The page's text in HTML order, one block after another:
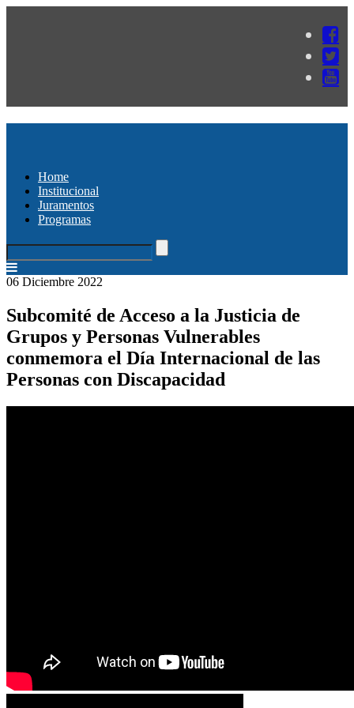
Home
Institucional
Juramentos
Programas
06 Diciembre 2022
Subcomité de Acceso a la Justicia de
Grupos y Personas Vulnerables
conmemora el Día Internacional de las
Personas con Discapacidad